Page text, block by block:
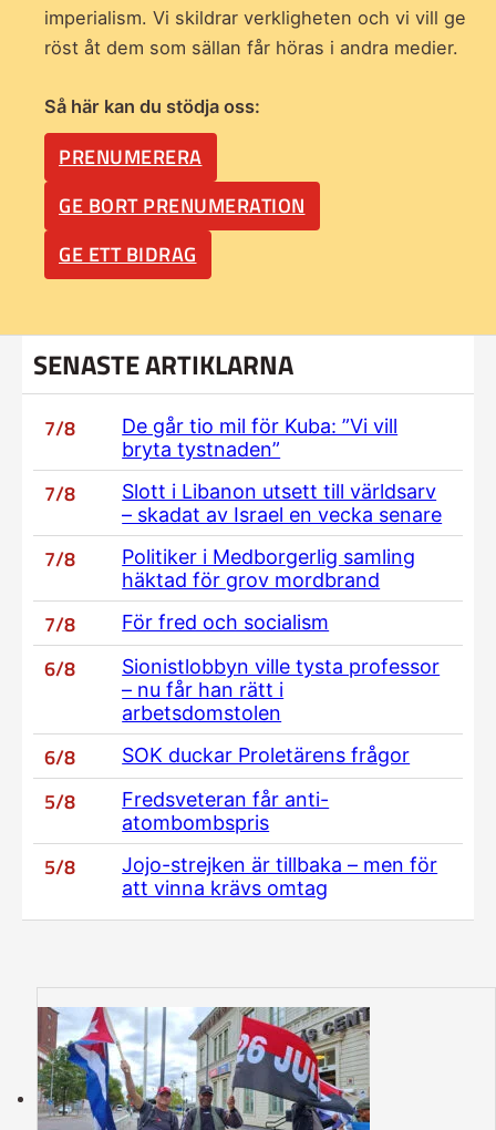
imperialism. Vi skildrar verkligheten och vi vill ge
röst åt dem som sällan får höras i andra medier.
Så här kan du stödja oss:
PRENUMERERA
GE BORT PRENUMERATION
GE ETT BIDRAG
SENASTE ARTIKLARNA
7/8
De går tio mil för Kuba: ”Vi vill
bryta tystnaden”
7/8
Slott i Libanon utsett till världsarv
– skadat av Israel en vecka senare
7/8
Politiker i Medborgerlig samling
häktad för grov mordbrand
7/8 För fred och socialism
6/8
Sionistlobbyn ville tysta professor
– nu får han rätt i
arbetsdomstolen
6/8 SOK duckar Proletärens frågor
5/8
Fredsveteran får anti-
atombombspris
5/8
Jojo-strejken är tillbaka – men för
att vinna krävs omtag